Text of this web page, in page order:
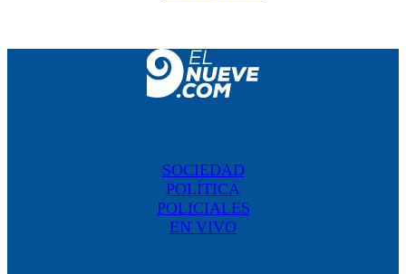
SOCIEDAD
POLÍTICA
POLICIALES
EN VIVO